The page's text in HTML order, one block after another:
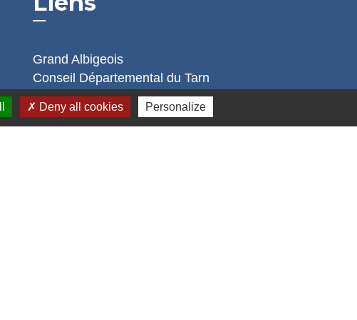
Grand Albigeois
Conseil Départemental du Tarn
Office tourisme Albi
Comité Départemental Tourisme
Deny all cookies Personalize